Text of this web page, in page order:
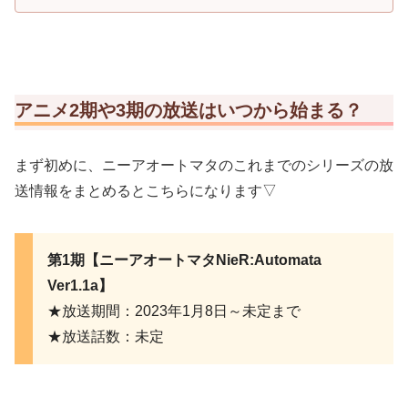
アニメ2期や3期の放送はいつから始まる？
まず初めに、ニーアオートマタのこれまでのシリーズの放
送情報をまとめるとこちらになります▽
第1期【ニーアオートマタNieR:Automata
Ver1.1a】
★放送期間：2023年1月8日～未定まで
★放送話数：未定